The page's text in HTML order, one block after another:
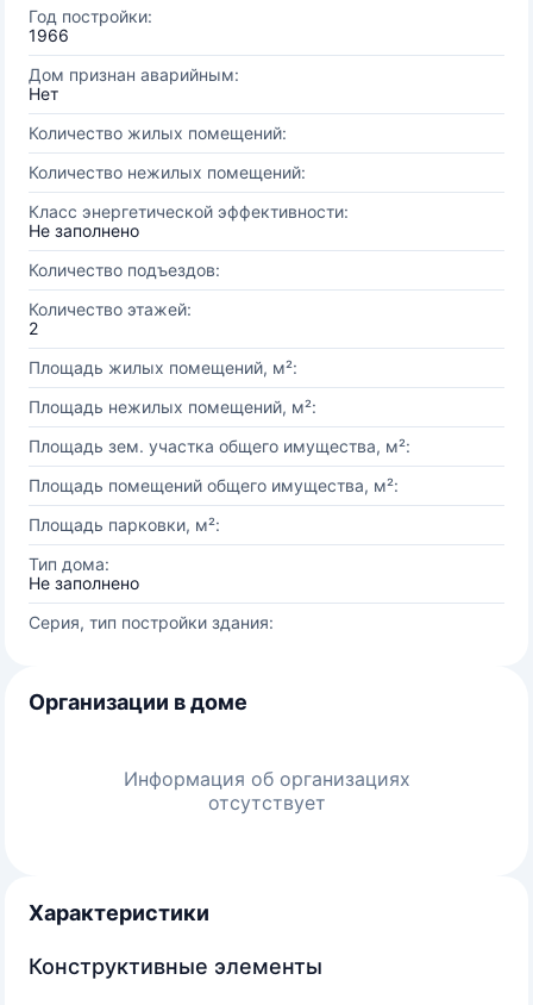
Год постройки:
1966
Дом признан аварийным:
Нет
Количество жилых помещений:
Количество нежилых помещений:
Класс энергетической эффективности:
Не заполнено
Количество подъездов:
Количество этажей:
2
Площадь жилых помещений, м²:
Площадь нежилых помещений, м²:
Площадь зем. участка общего имущества, м²:
Площадь помещений общего имущества, м²:
Площадь парковки, м²:
Тип дома:
Не заполнено
Серия, тип постройки здания:
Организации в доме
Информация об организациях
отсутствует
Характеристики
Конструктивные элементы